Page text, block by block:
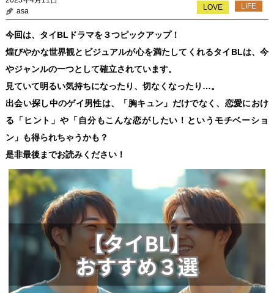
LIFE
LOVE
asa
今回は、タイBLドラマを３つピックアップ！
煌びやかな世界観とビジュアルが心を満たしてくれるタイBLは、今
やジャンルの一つとして確立されています。
見ていて明るい気持ちになったり、切なくなったり…。
出会い探し中のゲイ男性は、「胸キュン」だけでなく、恋愛におけ
る「ヒント」や「自分もこんな恋がしたい！というモチベーショ
ン」も得られちゃうかも？
是非最後までお読みください！